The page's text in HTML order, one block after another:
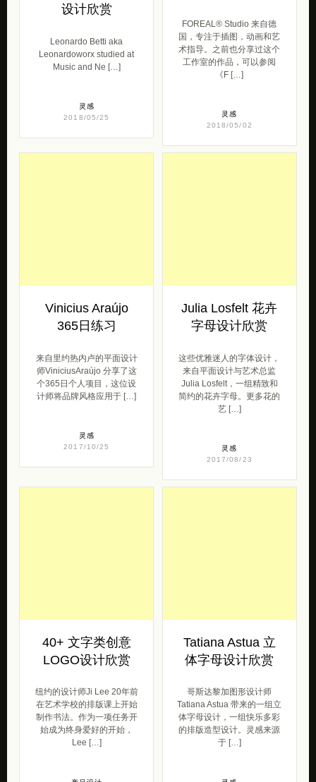
设计欣赏
Leonardo Betti aka
Leonardoworx studied at
Music and Ne […]
灵感
2018/05/25
FOREAL® Studio 来自德
国，专注于插图，动画和艺
术指导。之前也分享过这个
工作室的作品，可以参阅
《F […]
灵感
2018/05/02
Vinicius Araújo
365日练习
来自里约热内卢的平面设计
师ViniciusAraújo 分享了这
个365日个人项目，这位设
计师将品牌风格应用于 […]
灵感
2017/10/25
Julia Losfelt 花卉
字母设计欣赏
这些优雅迷人的字体设计，
来自平面设计与艺术总监
Julia Losfelt，一组精致和
简约的花卉字母。更多花的
艺 […]
灵感
2017/08/23
40+ 文字类创意
LOGO设计欣赏
纽约的设计师Ji Lee 20年前
在艺术学校的排版课上开始
制作书法。作为一项任务开
始成为终身爱好的开始，
Lee […]
Tatiana Astua 立
体字母设计欣赏
哥斯达黎加图形设计师
Tatiana Astua 带来的一组立
体字母设计，一组快乐多彩
的排版造型设计。灵感来源
于 […]